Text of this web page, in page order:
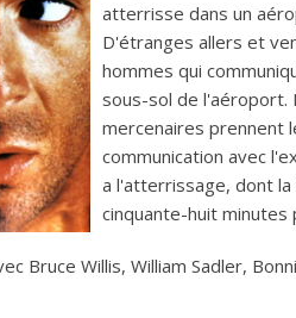
atterrisse dans un
D'étranges allers et
hommes qui
sous-sol de l'aéroport.
mercenaires prennent
communication avec
a l'atterrissage, dont la
cinquante-huit minutes
Bruce Willis, William Sadler,